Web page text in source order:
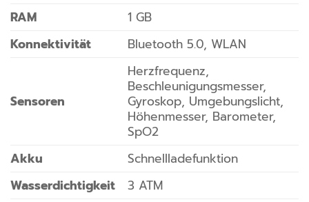
RAM
1 GB
Konnektivität
Bluetooth 5.0, WLAN
Sensoren
Herzfrequenz,
Beschleunigungsmesser,
Gyroskop, Umgebungslicht,
Höhenmesser, Barometer,
SpO2
Akku
Schnellladefunktion
Wasserdichtigkeit
3 ATM